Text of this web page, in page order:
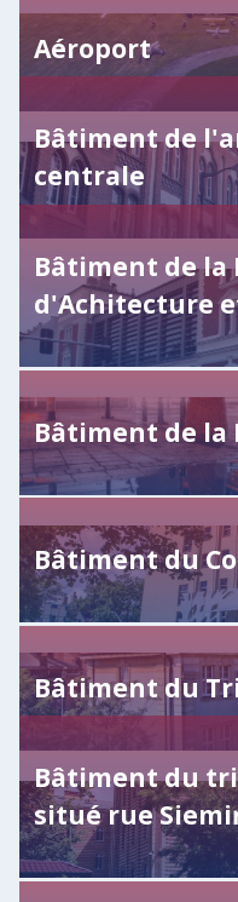
Aéroport
Bâtiment de
centrale
Bâtiment de la
d'Achitecture
Bâtiment de la
Bâtiment du
Bâtiment du
Bâtiment du
situé rue